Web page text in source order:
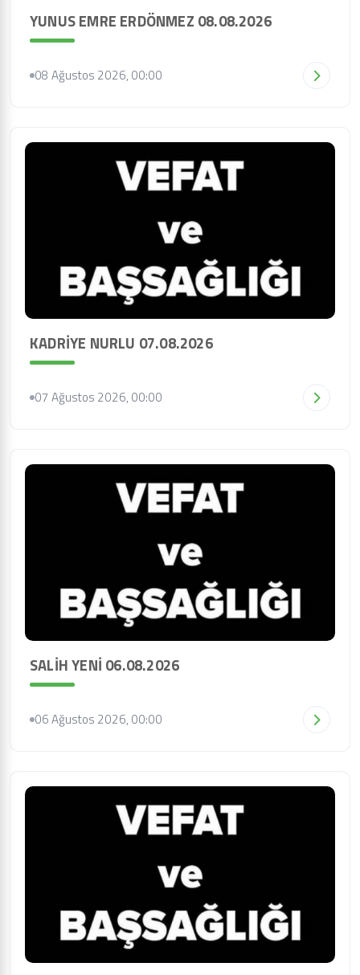
YUNUS EMRE ERDÖNMEZ 08.08.2026
08 Ağustos 2026, 00:00
KADRİYE NURLU 07.08.2026
07 Ağustos 2026, 00:00
SALİH YENİ 06.08.2026
06 Ağustos 2026, 00:00